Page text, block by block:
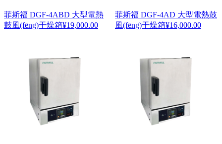
菲斯福 DGF-4ABD 大型電熱
鼓風(fēng)干燥箱¥19,000.00
菲斯福 DGF-4AD 大型電熱鼓
風(fēng)干燥箱¥16,000.00